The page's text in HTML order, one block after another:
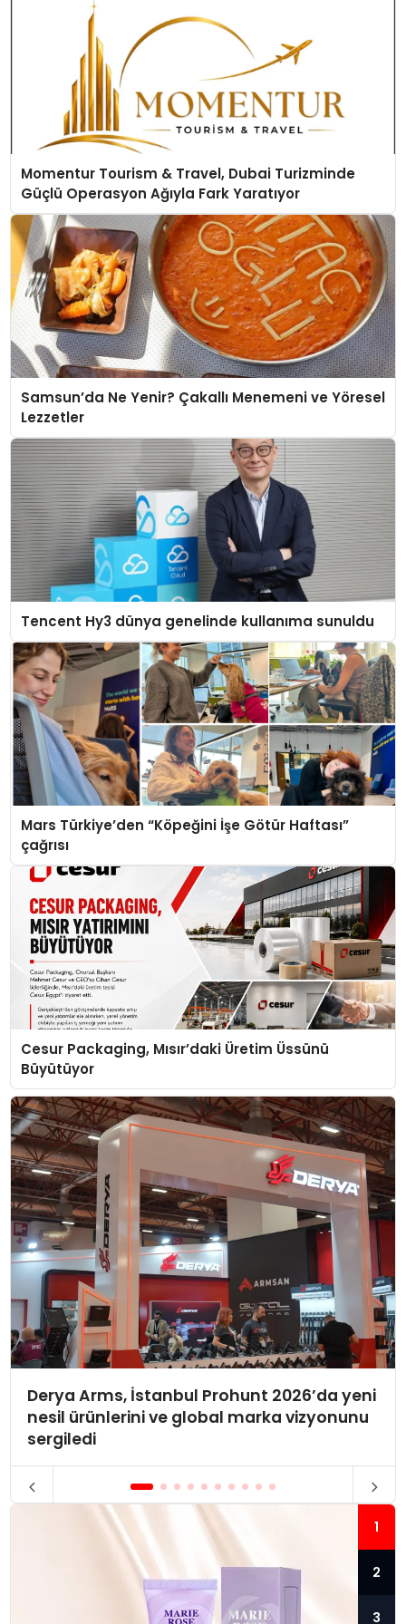
Momentur Tourism & Travel, Dubai Turizminde
Güçlü Operasyon Ağıyla Fark Yaratıyor
Samsun’da Ne Yenir? Çakallı Menemeni ve Yöresel
Lezzetler
Tencent Hy3 dünya genelinde kullanıma sunuldu
Mars Türkiye’den “Köpeğini İşe Götür Haftası”
çağrısı
Cesur Packaging, Mısır’daki Üretim Üssünü
Büyütüyor
Derya Arms, İstanbul Prohunt 2026’da yeni
nesil ürünlerini ve global marka vizyonunu
sergiledi
1
2
3